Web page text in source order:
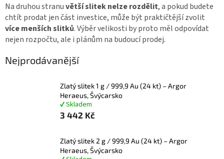
Na druhou stranuvětší slitek nelze rozdělit, a pokud budete
chtít prodat jen část investice, může být praktičtější zvolit
více menších slitků. Výběr velikosti by proto měl odpovídat
nejen rozpočtu, ale i plánům na budoucí prodej.
Nejprodávanější
Zlatý slitek 1 g / 999,9 Au (24 kt) – Argor
Heraeus, Švýcarsko
✔ Skladem
3 442 Kč
Zlatý slitek 2 g / 999,9 Au (24 kt) – Argor
Heraeus, Švýcarsko